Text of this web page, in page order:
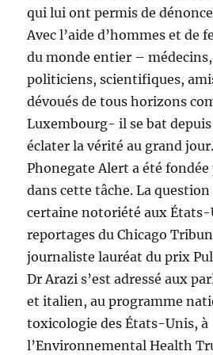
qui lui ont permis de
Avec l’aide d’hommes et de
du monde entier –
politiciens, scientifiques,
dévoués de tous horizons
Luxembourg- il se bat
éclater la vérité au grand jour.
Phonegate Alert a été
dans cette tâche. La question
certaine notoriété aux États-
reportages du Chicago
journaliste lauréat du prix
Dr Arazi s’est adressé aux
et italien, au programme
toxicologie des États-Unis, à
l’Environnemental Health